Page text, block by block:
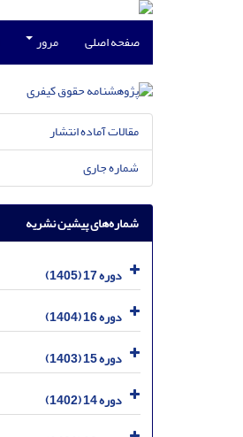
صفحه اصلی مرور
مقالات آماده انتشار
شماره جاری
شماره‌های پیشین نشریه
دوره 17 (1405)
دوره 16 (1404)
دوره 15 (1403)
دوره 14 (1402)